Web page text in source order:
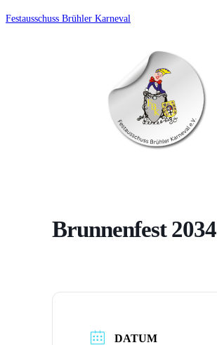
Zum
Festausschuss Brühler Karneval
Brunnenfest 2034
DATUM